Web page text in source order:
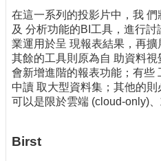
訂
閱/
取
消
網
站
導
最
在這一系列的投影片中，我
及 分析功能的BI工具，進行
業運用於呈 現報表結果，再擴
其餘的工具則原為自 助資料
會新增進階的報表功能；有些
中讀 取大型資料集；其他的
可以是限於雲端 (cloud-only)
Birst